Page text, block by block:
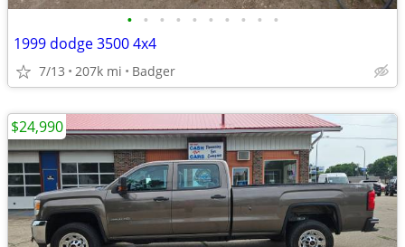
• • • • • • • • • •
1999 dodge 3500 4x4
7/13 207k mi Badger
$24,990